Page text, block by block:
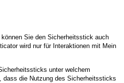
Sie den Sicherheitsstick auch
wird nur für Interaktionen mit Mein
unter welchem
die Nutzung des Sicherheitssticks